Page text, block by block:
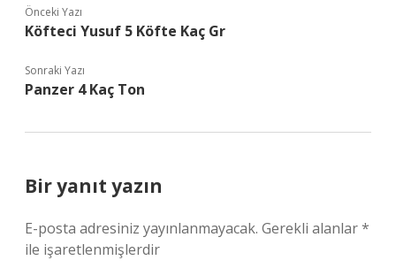
Önceki Yazı
Köfteci Yusuf 5 Köfte Kaç Gr
Sonraki Yazı
Panzer 4 Kaç Ton
Bir yanıt yazın
E-posta adresiniz yayınlanmayacak. Gerekli alanlar*
ile işaretlenmişlerdir